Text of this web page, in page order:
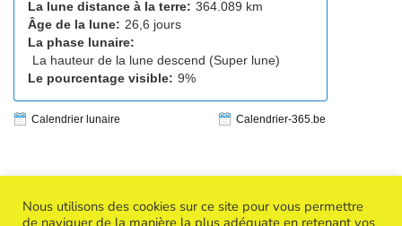
La lune distance à la terre: 364.089 km
Âge de la lune: 26,6 jours
La phase lunaire:
La hauteur de la lune descend (Super lune)
Le pourcentage visible: 9%
Calendrier lunaire Calendrier-365.be
Nous utilisons des cookies sur ce site pour vous permettre
de naviguer de la manière la plus adéquate en retenant vos